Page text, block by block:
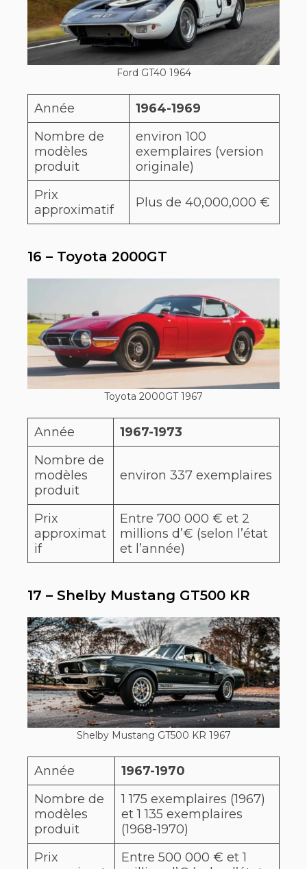
Ford GT40 1964
Année
1964-1969
Nombre de
modèles
produit
environ 100
exemplaires (version
originale)
Prix
approximatif
Plus de 40,000,000 €
16 – Toyota 2000GT
Toyota 2000GT 1967
Année
1967-1973
Nombre de
modèles
produit
environ 337 exemplaires
Prix
approximat
if
Entre 700 000 € et 2
millions d’€ (selon l’état
et l’année)
17 – Shelby Mustang GT500 KR
Shelby Mustang GT500 KR 1967
Année
1967-1970
Nombre de
modèles
produit
1 175 exemplaires (1967)
et 1 135 exemplaires
(1968-1970)
Prix
Entre 500 000 € et 1